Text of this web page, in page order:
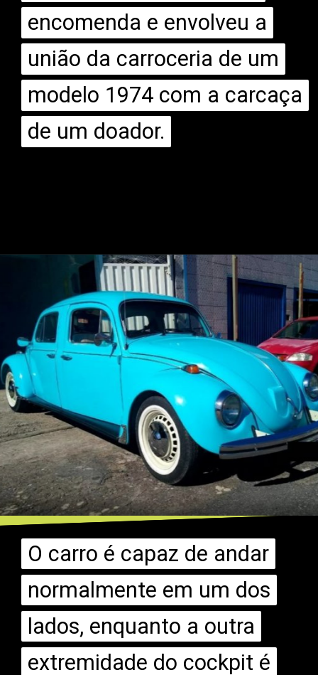
encomenda e envolveu a
união da carroceria de um
modelo 1974 com a carcaça
de um doador.
encomenda e envolveu a
união da carroceria de um
modelo 1974 com a carcaça
de um doador.
Opening https://mundofixa.com.br/criado-por-brasileiro-vw-fusca-duas-caras-chama-a-atencao-nas-ruas-de-balneario-camboriu/
O carro é capaz de andar
normalmente em um dos
lados, enquanto a outra
extremidade do cockpit é
O carro é capaz de andar
normalmente em um dos
lados, enquanto a outra
extremidade do cockpit é